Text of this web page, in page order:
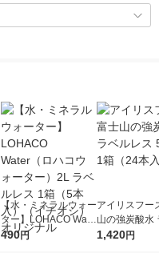
【水・ミネラルウォー
ター】LOHACO Wate
r（ロハコウォータ
490円
アイリスフー
山の強炭酸水
レス 500ml 1
1,420円